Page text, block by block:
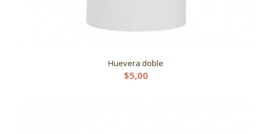
Huevera doble
$5,00